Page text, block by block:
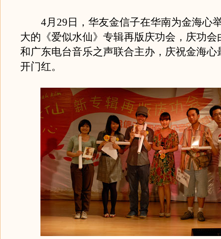
4月29日，华友金信子在华南为金海心
大的《爱似水仙》专辑再版庆功会，庆功会
和广东电台音乐之声联合主办，庆祝金海心
开门红。